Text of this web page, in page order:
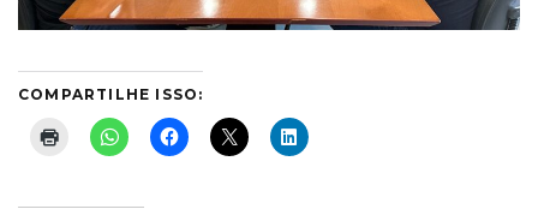
COMPARTILHE ISSO: